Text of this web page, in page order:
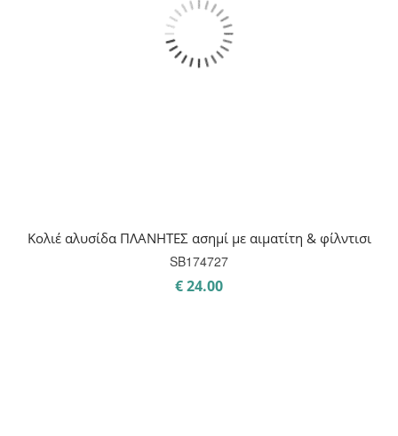
Κολιέ αλυσίδα ΠΛΑΝΗΤΕΣ ασημί με αιματίτη & φίλντισι
SB174727
€24.00